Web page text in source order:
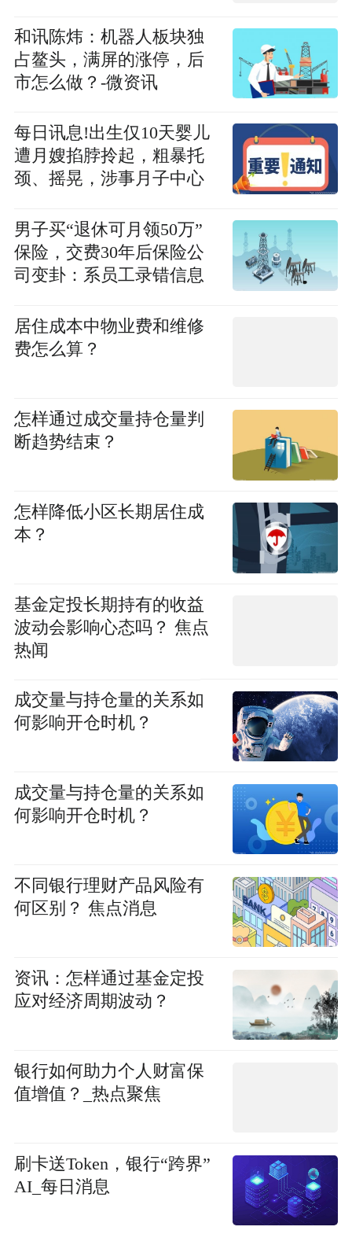
和讯陈炜：机器人板块独
占鳌头，满屏的涨停，后
市怎么做？-微资讯
每日讯息!出生仅10天婴儿
遭月嫂掐脖拎起，粗暴托
颈、摇晃，涉事月子中心
动关系；相关部门已介入
男子买“退休可月领50万”
保险，交费30年后保险公
司变卦：系员工录错信息
居住成本中物业费和维修
费怎么算？
怎样通过成交量持仓量判
断趋势结束？
怎样降低小区长期居住成
本？
基金定投长期持有的收益
波动会影响心态吗？ 焦点
热闻
成交量与持仓量的关系如
何影响开仓时机？
成交量与持仓量的关系如
何影响开仓时机？
不同银行理财产品风险有
何区别？ 焦点消息
资讯：怎样通过基金定投
应对经济周期波动？
银行如何助力个人财富保
值增值？_热点聚焦
刷卡送Token，银行“跨界”
AI_每日消息